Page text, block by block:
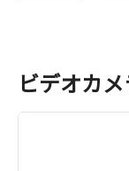
ビデオカ